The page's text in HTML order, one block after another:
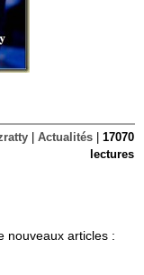
Actualités
17070
lectures
nouveaux articles :